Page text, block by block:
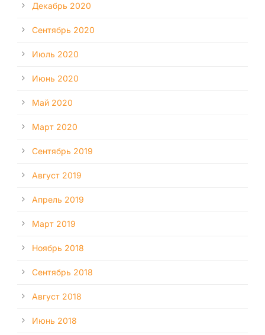
Декабрь 2020
Сентябрь 2020
Июль 2020
Июнь 2020
Май 2020
Март 2020
Сентябрь 2019
Август 2019
Апрель 2019
Март 2019
Ноябрь 2018
Сентябрь 2018
Август 2018
Июнь 2018